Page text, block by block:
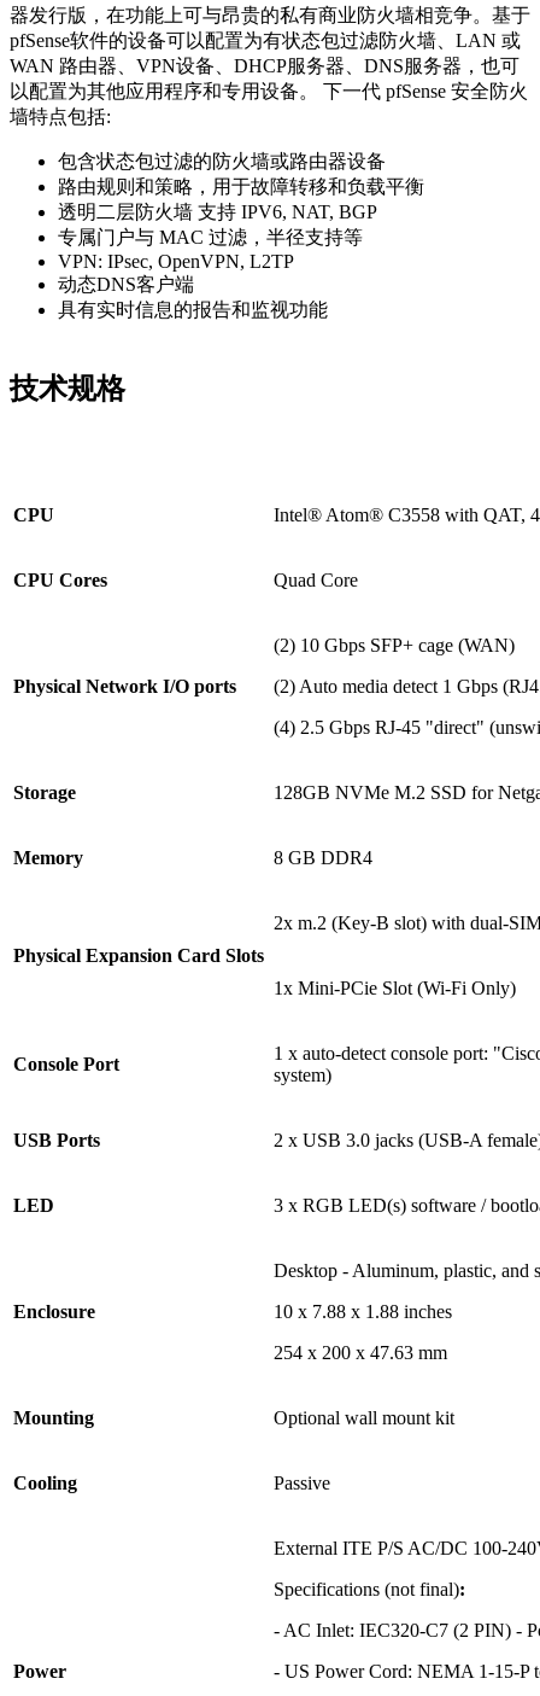
器发行版，在功能上可与昂贵的私有商业防火墙相竞争。基于
pfSense软件的设备可以配置为有状态包过滤防火墙、LAN 或
WAN 路由器、VPN设备、DHCP服务器、DNS服务器，也可
以配置为其他应用程序和专用设备。 下一代 pfSense 安全防火
墙特点包括:
包含状态包过滤的防火墙或路由器设备
路由规则和策略，用于故障转移和负载平衡
透明二层防火墙 支持 IPV6, NAT, BGP
专属门户与 MAC 过滤，半径支持等
VPN: IPsec, OpenVPN, L2TP
动态DNS客户端
具有实时信息的报告和监视功能
技术规格
CPU Intel® Atom® C3558 with QAT,
CPU Cores Quad Core
Physical Network I/O ports
(2) 10 Gbps SFP+ cage (WAN)
(2) Auto media detect 1 Gbps
(4) 2.5 Gbps RJ-45 "direct"
Storage 128GB NVMe M.2 SSD for
Memory 8 GB DDR4
Physical Expansion Card Slots
2x m.2 (Key-B slot) with dual-
1x Mini-PCie Slot (Wi-Fi Only)
Console Port
1 x auto-detect console port:
system)
USB Ports 2 x USB 3.0 jacks (USB-A
LED 3 x RGB LED(s) software /
Enclosure
Desktop - Aluminum, plastic, and
10 x 7.88 x 1.88 inches
254 x 200 x 47.63 mm
Mounting Optional wall mount kit
Cooling Passive
Power
External ITE P/S AC/DC 100-
Specifications (not final):
- AC Inlet: IEC320-C7 (2 PIN) -
- US Power Cord: NEMA 1-15-P